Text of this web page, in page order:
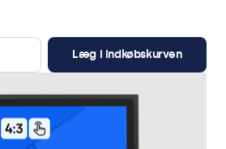
Læg i indkøbskurven